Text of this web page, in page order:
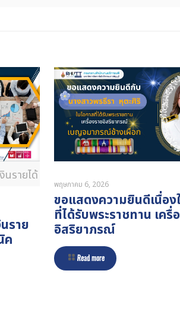
รายได้
ราย
ค
พฤษภาคม 6, 2026
ขอแสดงความยินดีเนื่อง
ที่ได้รับพระราชทาน เครื่
อิสริยาภรณ์
Read more